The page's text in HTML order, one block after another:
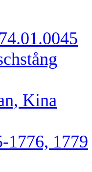
Kina
1776, 1779